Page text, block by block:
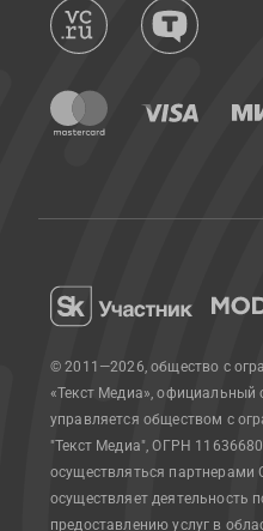
© 2011—2026, общество с
«Текст Медиа», официальный
управляется обществом с
"Текст Медиа", ОГРН
осуществляться партнерами
осуществляет деятельность
предоставлению услуг в